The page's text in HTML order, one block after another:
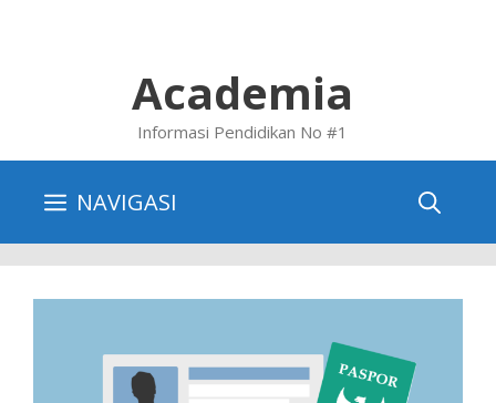
Academia
Informasi Pendidikan No #1
NAVIGASI